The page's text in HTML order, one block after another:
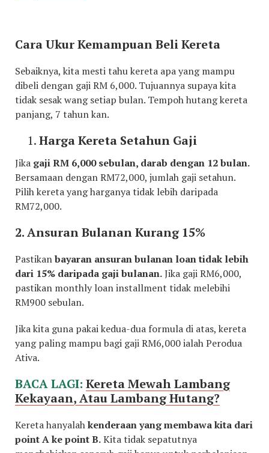
Cara Ukur Kemampuan Beli Kereta
Sebaiknya, kita mesti tahu kereta apa yang mampu
dibeli dengan gaji RM 6,000. Tujuannya supaya kita
tidak sesak wang setiap bulan. Tempoh hutang kereta
panjang, 7 tahun kan.
Harga Kereta Setahun Gaji
Jika gaji RM 6,000 sebulan, darab dengan 12 bulan.
Bersamaan dengan RM72,000, jumlah gaji setahun.
Pilih kereta yang harganya tidak lebih daripada
RM72,000.
2. Ansuran Bulanan Kurang 15%
Pastikanbayaran ansuran bulanan loan tidak lebih
dari 15% daripada gaji bulanan.Jika gaji RM6,000,
pastikan monthly loan installment tidak melebihi
RM900 sebulan.
Jika kita guna pakai kedua-dua formula di atas, kereta
yang paling mampu bagi gaji RM6,000 ialah Perodua
Ativa.
BACA LAGI: Kereta Mewah Lambang
Kekayaan, Atau Lambang Hutang?
Kereta hanyalahkenderaan yang membawa kita dari
point A ke point B.Kita tidak sepatutnya